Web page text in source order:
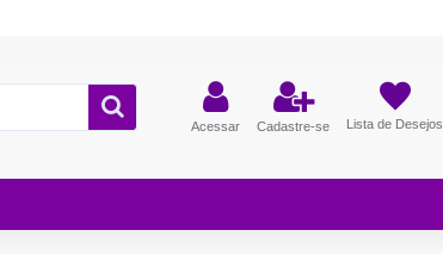
Acessar Cadastre-se Lista de Desejos